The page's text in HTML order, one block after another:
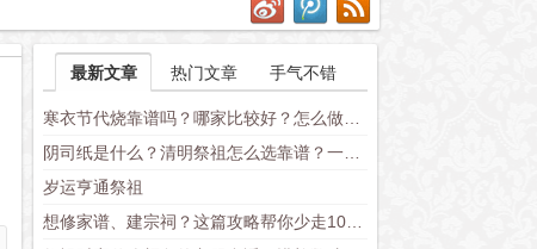
最新文章 热门文章 手气不错
岁运亨通祭祖